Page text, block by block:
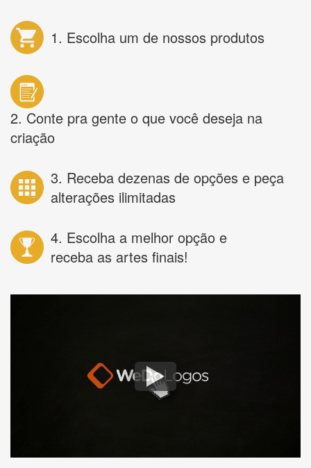
1. Escolha um de nossos produtos
2. Conte pra gente o que você deseja na
criação
3. Receba dezenas de opções e peça
alterações ilimitadas
4. Escolha a melhor opção e
receba as artes finais!